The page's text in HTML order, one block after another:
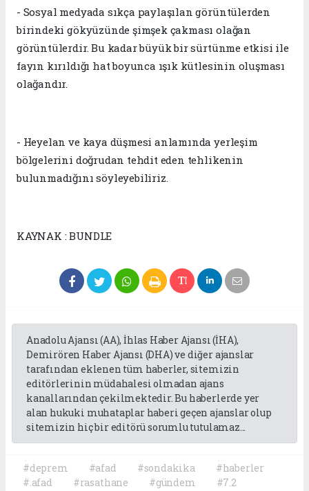
- Sosyal medyada sıkça paylaşılan görüntülerden
birindeki gökyüzünde şimşek çakması olağan
görüntülerdir. Bu kadar büyük bir sürtünme etkisi ile
fayın kırıldığı hat boyunca ışık kütlesinin oluşması
olağandır.
- Heyelan ve kaya düşmesi anlamında yerleşim
bölgelerini doğrudan tehdit eden tehlikenin
bulunmadığını söyleyebiliriz.
KAYNAK : BUNDLE
Anadolu Ajansı (AA), İhlas Haber Ajansı (İHA),
Demirören Haber Ajansı (DHA) ve diğer ajanslar
tarafından eklenen tüm haberler, sitemizin
editörlerinin müdahalesi olmadan ajans
kanallarından çekilmektedir. Bu haberlerde yer
alan hukuki muhataplar haberi geçen ajanslar olup
sitemizin hiç bir editörü sorumlu tutulamaz...
#deprem #afad #sondakika
#haberler
#.afad
#rasathane #gündem #7.2